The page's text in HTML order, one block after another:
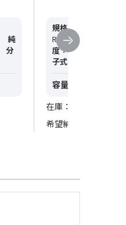
純
分
規格・用途
Reagent, Reag. ISO,
度：≧85%
子式
容量：
在庫：0
希望納入価格(税抜)